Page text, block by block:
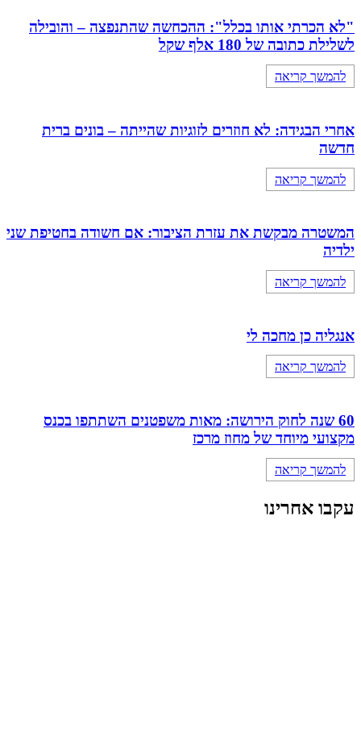
"לא הכרתי אותו בכלל": ההכחשה שהתנפצה – והובילה
לשלילת כתובה של 180 אלף שקל
להמשך קריאה
אחרי הבגידה: לא חוזרים לזוגיות שהייתה – בונים ברית
חדשה
להמשך קריאה
המשטרה מבקשת את עזרת הציבור: אם חשודה בחטיפת שני
ילדיה
להמשך קריאה
אנגליה כן מחכה לי
להמשך קריאה
60 שנה לחוק הירושה: מאות משפטנים השתתפו בכנס
מקצועי מיוחד של מחוז מרכז
להמשך קריאה
עקבו אחרינו